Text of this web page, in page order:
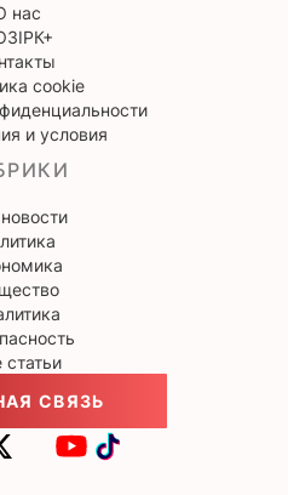
нас
cookie
и условия
статьи
СВЯЗЬ